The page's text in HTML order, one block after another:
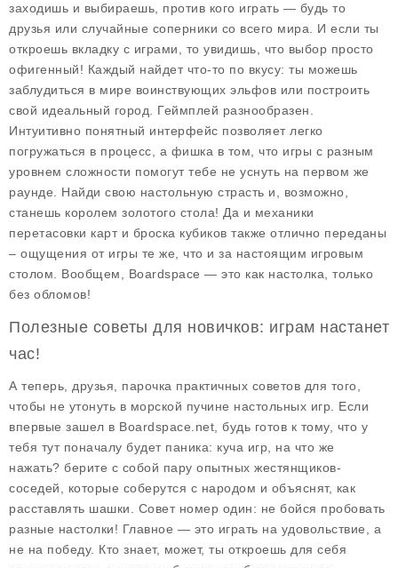
заходишь и выбираешь, против кого играть — будь то
друзья или случайные соперники со всего мира. И если ты
откроешь вкладку с играми, то увидишь, что выбор просто
офигенный! Каждый найдет что-то по вкусу: ты можешь
заблудиться в мире воинствующих эльфов или построить
свой идеальный город. Геймплей разнообразен.
Интуитивно понятный интерфейс позволяет легко
погружаться в процесс, а фишка в том, что игры с разным
уровнем сложности помогут тебе не уснуть на первом же
раунде. Найди свою настольную страсть и, возможно,
станешь королем золотого стола! Да и механики
перетасовки карт и броска кубиков также отлично переданы
– ощущения от игры те же, что и за настоящим игровым
столом. Вообщем, Boardspace — это как настолка, только
без обломов!
Полезные советы для новичков: играм настанет
час!
А теперь, друзья, парочка практичных советов для того,
чтобы не утонуть в морской пучине настольных игр. Если
впервые зашел в Boardspace.net, будь готов к тому, что у
тебя тут поначалу будет паника: куча игр, на что же
нажать? берите с собой пару опытных жестянщиков-
соседей, которые соберутся с народом и объяснят, как
расставлять шашки. Совет номер один: не бойся пробовать
разные настолки! Главное — это играть на удовольствие, а
не на победу. Кто знает, может, ты откроешь для себя